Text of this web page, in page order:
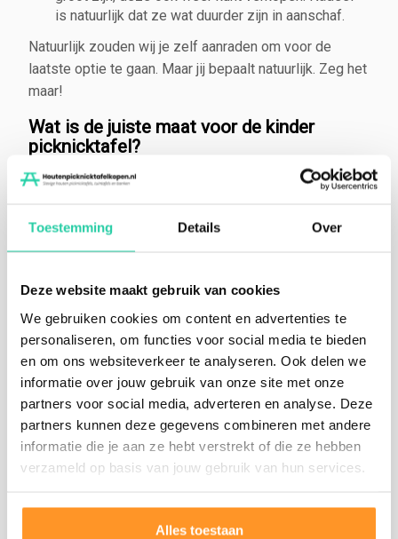
Toestemming Details Over
Deze website maakt gebruik van cookies
We gebruiken cookies om content en advertenties te
personaliseren, om functies voor social media te bieden
en om ons websiteverkeer te analyseren. Ook delen we
informatie over jouw gebruik van onze site met onze
partners voor social media, adverteren en analyse. Deze
partners kunnen deze gegevens combineren met andere
informatie die je aan ze hebt verstrekt of die ze hebben
verzameld op basis van jouw gebruik van hun services.
Alles toestaan
is natuurlijk dat ze wat duurder zijn in aanschaf.
Natuurlijk zouden wij je zelf aanraden om voor de
laatste optie te gaan. Maar jij bepaalt natuurlijk. Zeg het
maar!
Wat is de juiste maat voor de kinder
picknicktafel?
Natuurlijk nemen kinderen aan de picknicktafel wat
zo’n 60cm tot 70cm ruimte nodig hebben per persoon,
is bij kinderen 50 cm ruim voldoende. De
picknicktafels is 1,5 meter. Deze maat is dus geschikt
voor maximaal 6 kinderen. Vind je dit te groot of te
klein? Of wil je een paar aanpassingen in het ontwerp,
zoals een gat voor de parasol? Dan kun je altijdcontact
met mij opnemenvoormaatwerk!
Stevige, robuuste houten tuinmeubels
Verder zijn onze picknicktafels robuust, een
kinderfeestje overleven ze dus met gemak. Deze